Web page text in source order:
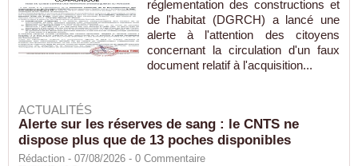
réglementation des constructions et
de l'habitat (DGRCH) a lancé une
alerte à l'attention des citoyens
concernant la circulation d'un faux
document relatif à l'acquisition...
ACTUALITÉS
Alerte sur les réserves de sang : le CNTS ne
dispose plus que de 13 poches disponibles
Rédaction - 07/08/2026 - 0 Commentaire